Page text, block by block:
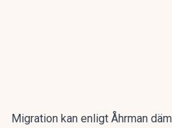
Migration kan enligt Åhrman